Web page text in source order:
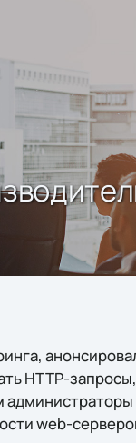
HTTP-запросы,
администраторы
web-